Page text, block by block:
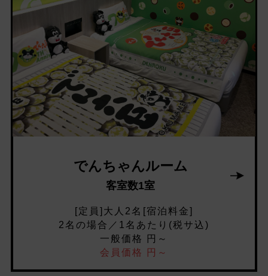
でんちゃんルーム
客室数1室
[定員]大人2名[宿泊料金]
2名の場合／1名あたり(税サ込)
一般価格 円～
会員価格 円～